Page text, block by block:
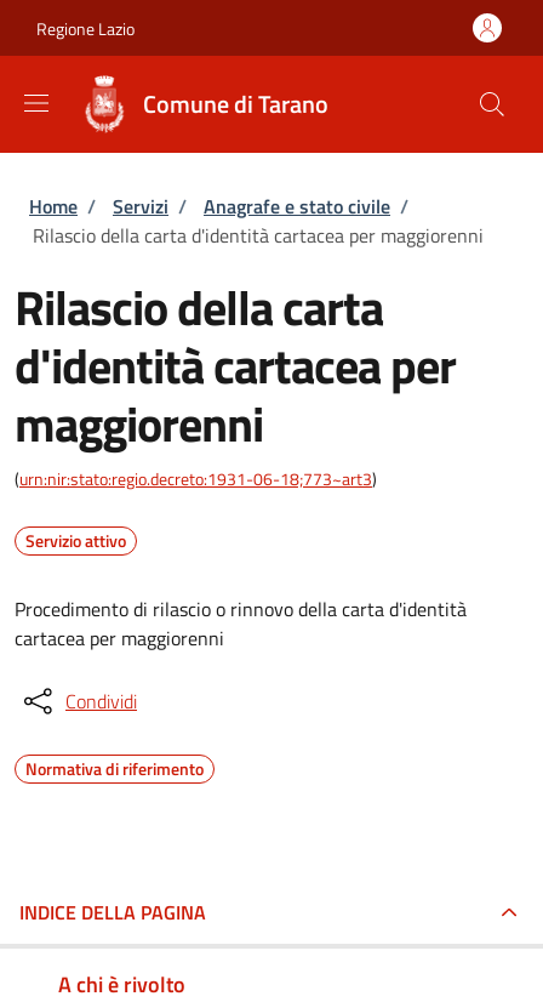
Regione Lazio
Comune di Tarano
Briciole di pane
Home / Servizi / Anagrafe e stato civile /
Rilascio della carta d'identità cartacea per maggiorenni
Rilascio della carta
d'identità cartacea per
maggiorenni
(urn:nir:stato:regio.decreto:1931-06-18;773~art3)
Servizio attivo
Procedimento di rilascio o rinnovo della carta d'identità
cartacea per maggiorenni
Condividi
Normativa di riferimento
INDICE DELLA PAGINA
A chi è rivolto